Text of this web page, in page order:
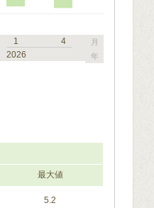
1
4
2026
月
年
最大値
5.2